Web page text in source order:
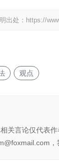
出处： https://
观点
关言论仅代表
，